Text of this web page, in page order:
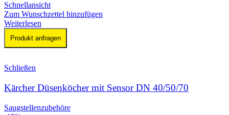
Schnellansicht
Zum Wunschzettel hinzufügen
Weiterlesen
Produkt anfragen
Schließen
Kärcher Düsenköcher mit Sensor DN 40/50/70
Saugstellenzubehöre